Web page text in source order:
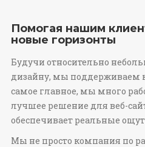
Помогая нашим
новые горизонты
Будучи относительно
дизайну, мы поддерживаем
самое главное, мы много
лучшее решение для веб-
обеспечивает реальные
Мы не просто компания по